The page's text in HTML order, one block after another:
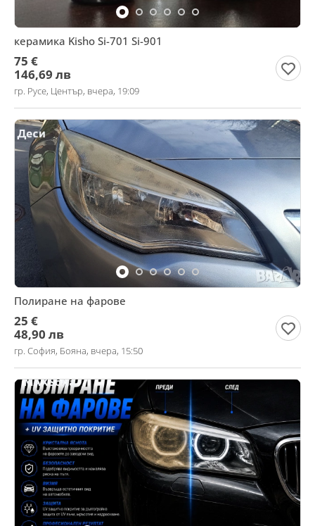
керамика Kisho Si-701 Si-901
75 €
146,69 лв
гр. Русе, Център, вчера, 19:09
Полиране на фарове
25 €
48,90 лв
гр. София, Бояна, вчера, 15:50